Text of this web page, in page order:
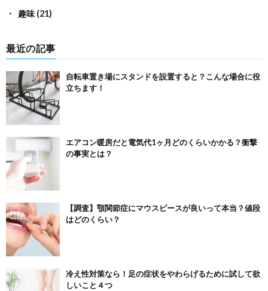
趣味 (21)
最近の記事
自転車置き場にスタンドを設置すると？こんな場合に役
立ちます！
エアコン暖房だと電気代1ヶ月どのくらいかかる？衝撃
の事実とは？
【調査】顎関節症にマウスピースが良いって本当？値段
はどのくらい？
冷え性対策なら！足の症状をやわらげるために試して欲
しいこと４つ